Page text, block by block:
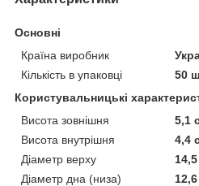
Основні
Країна виробник
Кількість в упаковці
50
Користувальницькі
Висота зовнішня
5,1
Висота внутрішня
4,4
Діаметр верху
Діаметр дна (низа)